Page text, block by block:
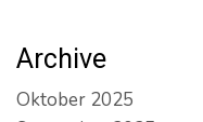
Archive
Oktober 2025